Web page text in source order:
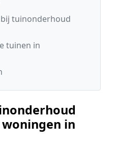
tuinonderhoud
tuinen in
in